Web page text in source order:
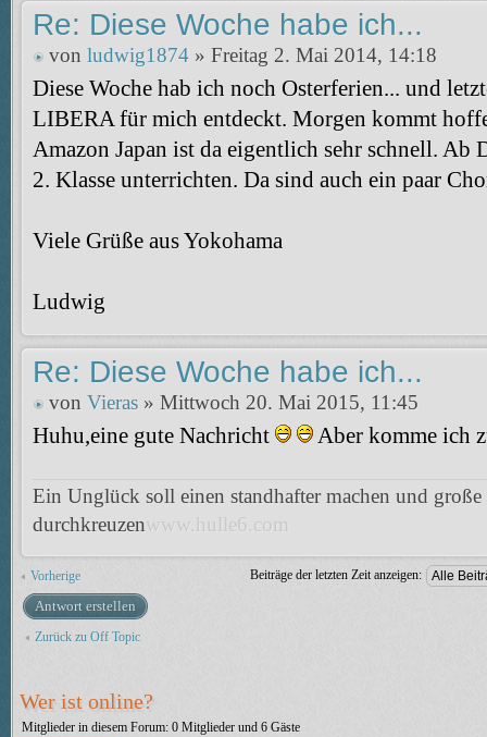
Re: Diese Woche habe ich...
von ludwig1874 » Freitag 2. Mai 2014, 14:18
Diese Woche hab ich noch Osterferien... und
LIBERA für mich entdeckt. Morgen kommt
Amazon Japan ist da eigentlich sehr schnell. Ab
2. Klasse unterrichten. Da sind auch ein paar
Viele Grüße aus Yokohama
Ludwig
Re: Diese Woche habe ich...
von Vieras » Mittwoch 20. Mai 2015, 11:45
Huhu,eine gute Nachricht Aber komme ich
Ein Unglück soll einen standhafter machen und große
durchkreuzen www.hulle6.com
Vorherige Beiträge der letzten Zeit anzeigen:
Antwort erstellen
Zurück zu Off Topic
Wer ist online?
Mitglieder in diesem Forum: 0 Mitglieder und 6 Gäste